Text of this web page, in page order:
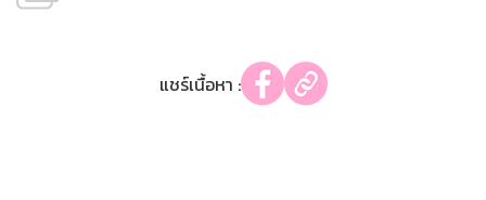
แชร์เนื้อหา :